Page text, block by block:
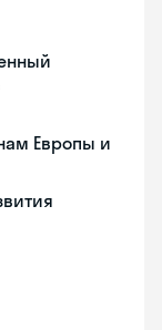
Европы и